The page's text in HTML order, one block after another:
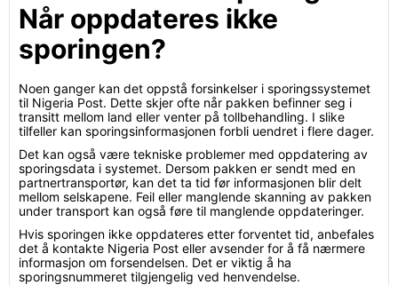
Når oppdateres ikke
sporingen?
Noen ganger kan det oppstå forsinkelser i sporingssystemet
til Nigeria Post. Dette skjer ofte når pakken befinner seg i
transitt mellom land eller venter på tollbehandling. I slike
tilfeller kan sporingsinformasjonen forbli uendret i flere dager.
Det kan også være tekniske problemer med oppdatering av
sporingsdata i systemet. Dersom pakken er sendt med en
partnertransportør, kan det ta tid før informasjonen blir delt
mellom selskapene. Feil eller manglende skanning av pakken
under transport kan også føre til manglende oppdateringer.
Hvis sporingen ikke oppdateres etter forventet tid, anbefales
det å kontakte Nigeria Post eller avsender for å få nærmere
informasjon om forsendelsen. Det er viktig å ha
sporingsnummeret tilgjengelig ved henvendelse.